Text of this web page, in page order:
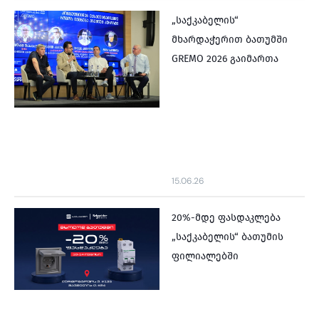
„საქკაბელის“
მხარდაჭერით ბათუმში
GREMO 2026 გაიმართა
15.06.26
20%-მდე ფასდაკლება
„საქკაბელის“ ბათუმის
ფილიალებში